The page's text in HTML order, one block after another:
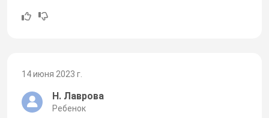
14 июня 2023 г.
Н. Лаврова
Ребенок